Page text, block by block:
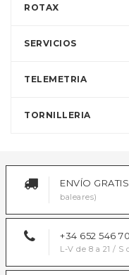
ROTAX
SERVICIOS
TELEMETRIA
TORNILLERIA
ENVÍO
baleares)
+34 652 546
L-V de 8 a 21 / S